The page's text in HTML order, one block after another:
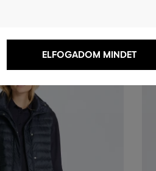
ELFOGADOM MINDET